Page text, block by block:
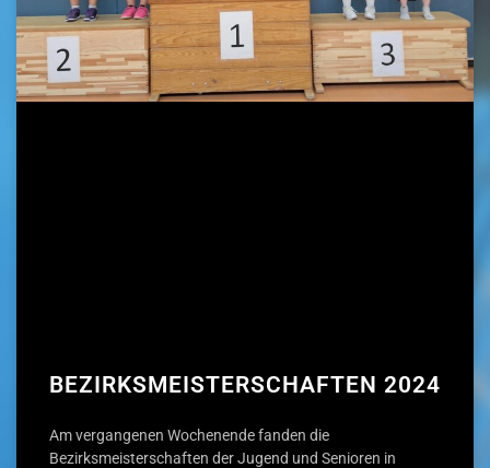
BEZIRKSMEISTERSCHAFTEN 2024
Am vergangenen Wochenende fanden die
Bezirksmeisterschaften der Jugend und Senioren in